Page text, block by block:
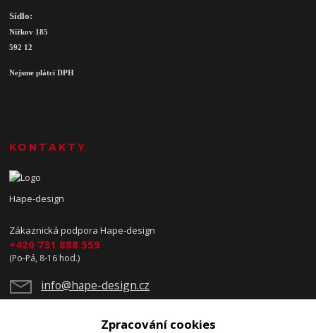
Sídlo:
Nížkov 185
592 12
Nejsme plátci DPH
KONTAKTY
Hape-design
Zákaznická podpora Hape-design
+420 731 888 559
(Po-Pá, 8-16 hod.)
info@hape-design.cz
Zpracování cookies